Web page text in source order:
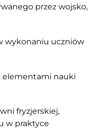
przez wojsko,
wykonaniu uczniów
elementami nauki
fryzjerskiej,
w praktyce